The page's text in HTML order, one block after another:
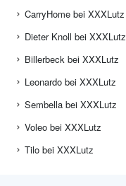
CarryHome bei XXXLutz
Dieter Knoll bei XXXLutz
Billerbeck bei XXXLutz
Leonardo bei XXXLutz
Sembella bei XXXLutz
Voleo bei XXXLutz
Tilo bei XXXLutz